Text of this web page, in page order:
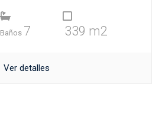
Baños 7 339 m2
Ver detalles